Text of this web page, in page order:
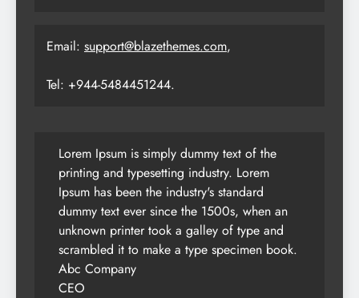
Email: support@blazethemes.com,
Tel: +944-5484451244.
Lorem Ipsum is simply dummy text of the
printing and typesetting industry. Lorem
Ipsum has been the industry's standard
dummy text ever since the 1500s, when an
unknown printer took a galley of type and
scrambled it to make a type specimen book.
Abc Company
CEO